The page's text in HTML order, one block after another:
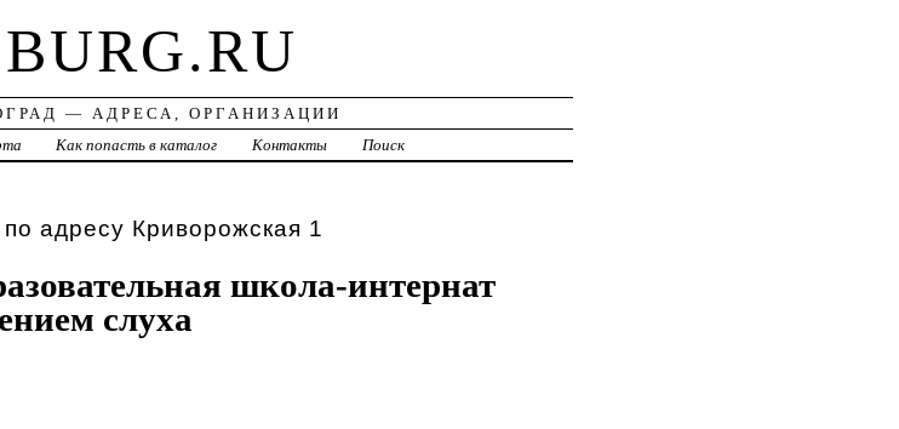
— АДРЕСА, ОРГАНИЗАЦИИ
Как попасть в каталог Контакты Поиск
адресу Криворожская 1
школа-интернат
слуха